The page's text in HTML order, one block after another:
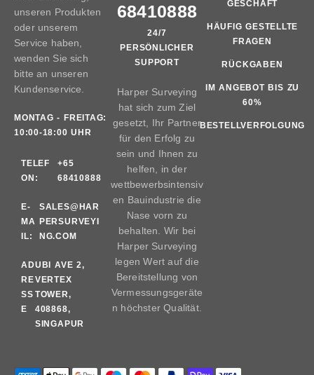
unseren Produkten
oder unserem
Service haben,
wenden Sie sich
bitte an unseren
Kundenservice.
MONTAG - FREITAG:
10:00-18:00 UHR
TELEF
ON:
+65
68410888
E-
MA
IL:
SALES@HAR
PERSURVEYI
NG.COM
AD
RE
SS
E
UBI AVE 2,
VERTEX
TOWER,
408868,
SINGAPUR
68410888
24/7
PERSÖNLICHER
SUPPORT
Harper Surveying
hat sich zum Ziel
gesetzt, Ihr Partner
für den Erfolg zu
sein und Ihnen zu
helfen, in der
wettbewerbsintensiv
en Bauindustrie die
Nase vorn zu
behalten. Wir bei
Harper Surveying
legen Wert auf die
Bereitstellung von
Vermessungsgeräte
n höchster Qualität.
GESCHÄFT
HÄUFIG GESTELLTE
FRAGEN
RÜCKGABEN
IM ANGEBOT BIS ZU
60%
BESTELLVERFOLGUNG